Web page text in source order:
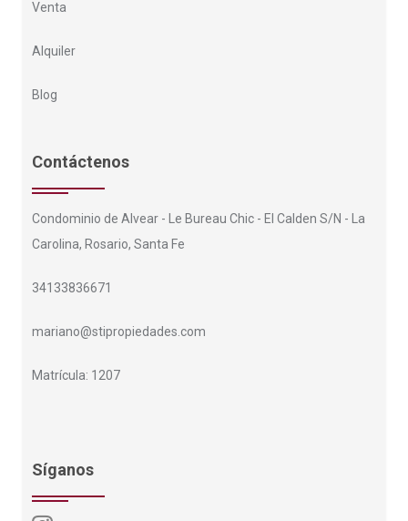
Venta
Alquiler
Blog
Contáctenos
Condominio de Alvear - Le Bureau Chic - El Calden S/N - La
Carolina, Rosario, Santa Fe
34133836671
mariano@stipropiedades.com
Matrícula: 1207
Síganos